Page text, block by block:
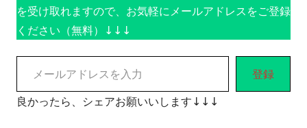
を受け取れますので、お気軽にメールアドレスをご登録
ください（無料）↓↓↓
メールアドレスを入力
登録
良かったら、シェアお願いいします↓↓↓